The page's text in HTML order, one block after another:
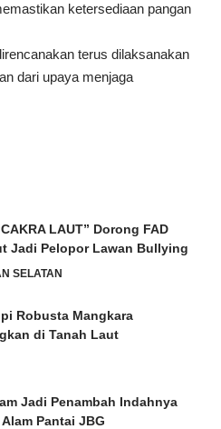
ketersediaan pangan
terus dilaksanakan
dari upaya menjaga
LAUT” Dorong FAD
Jadi Pelopor Lawan Bullying
SELATAN
Robusta Mangkara
di Tanah Laut
Jadi Penambah Indahnya
Pantai JBG